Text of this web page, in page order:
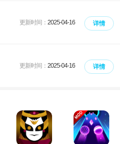
更新时间： 2025-04-16 详情
更新时间： 2025-04-16 详情